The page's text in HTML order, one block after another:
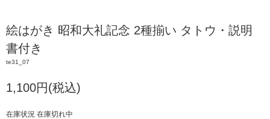
絵はがき 昭和大礼記念 2種揃い タトウ・説明
書付き
te31_07
1,100円(税込)
在庫状況 在庫切れ中